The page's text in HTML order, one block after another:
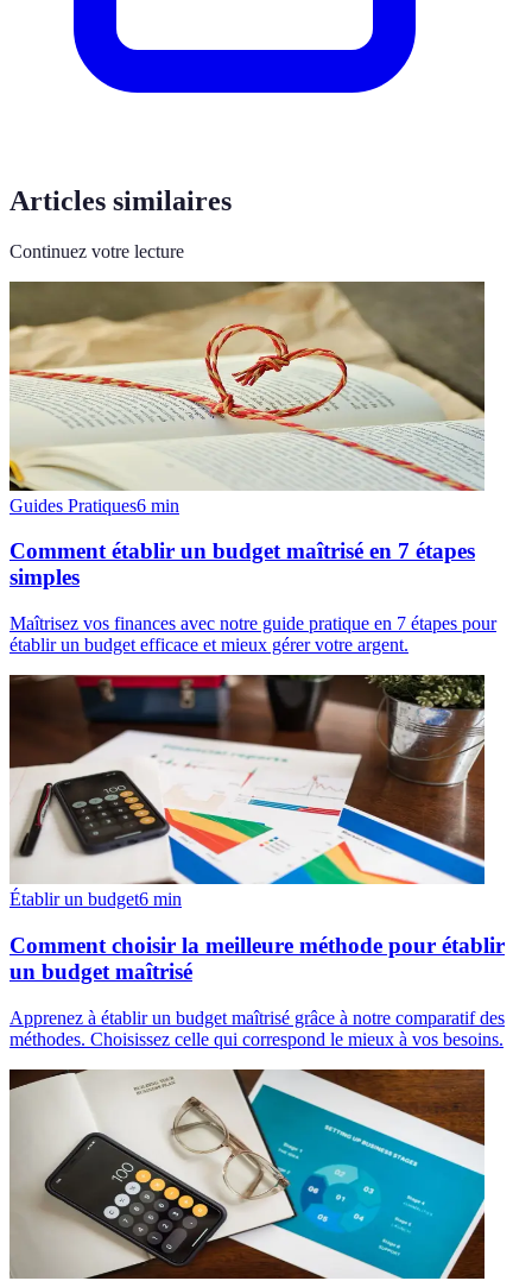
Articles similaires
Continuez votre lecture
Guides Pratiques6 min
Comment établir un budget maîtrisé en 7 étapes
simples
Maîtrisez vos finances avec notre guide pratique en 7 étapes pour
établir un budget efficace et mieux gérer votre argent.
Établir un budget6 min
Comment choisir la meilleure méthode pour établir
un budget maîtrisé
Apprenez à établir un budget maîtrisé grâce à notre comparatif des
méthodes. Choisissez celle qui correspond le mieux à vos besoins.